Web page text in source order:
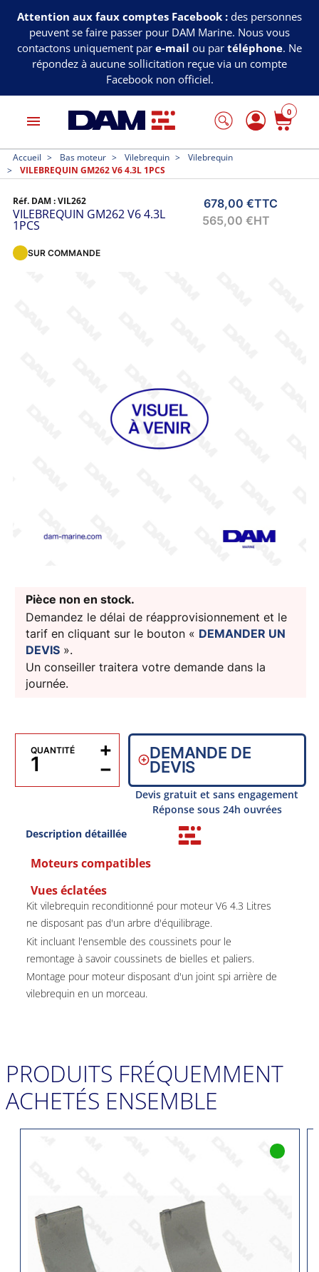
Attention aux faux comptes Facebook : des personnes
peuvent se faire passer pour DAM Marine. Nous vous
contactons uniquement par e-mail ou par téléphone. Ne
répondez à aucune sollicitation reçue via un compte
Facebook non officiel.
menu
0
Accueil Bas moteur Vilebrequin
Vilebrequin
VILEBREQUIN GM262 V6 4.3L 1PCS
Réf. DAM :VIL262
VILEBREQUIN GM262 V6 4.3L
1PCS
678,00 €TTC
565,00 €HT
SUR COMMANDE
Pièce non en stock.
Demandez le délai de réapprovisionnement et le
tarif en cliquant sur le bouton « DEMANDER UN
DEVIS».
Un conseiller traitera votre demande dans la
journée.
QUANTITÉ
−
+ DEMANDE DE
DEVIS
Devis gratuit et sans engagement
Réponse sous 24h ouvrées
Description détaillée
Moteurs compatibles
Vues éclatées
Kit vilebrequin reconditionné pour moteur V6 4.3 Litres
ne disposant pas d'un arbre d'équilibrage.
Kit incluant l'ensemble des coussinets pour le
remontage à savoir coussinets de bielles et paliers.
Montage pour moteur disposant d'un joint spi arrière de
vilebrequin en un morceau.
PRODUITS FRÉQUEMMENT
ACHETÉS ENSEMBLE